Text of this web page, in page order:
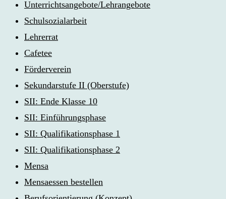
Unterrichtsangebote/Lehrangebote
Schulsozialarbeit
Lehrerrat
Cafetee
Förderverein
Sekundarstufe II (Oberstufe)
SII: Ende Klasse 10
SII: Einführungsphase
SII: Qualifikationsphase 1
SII: Qualifikationsphase 2
Mensa
Mensaessen bestellen